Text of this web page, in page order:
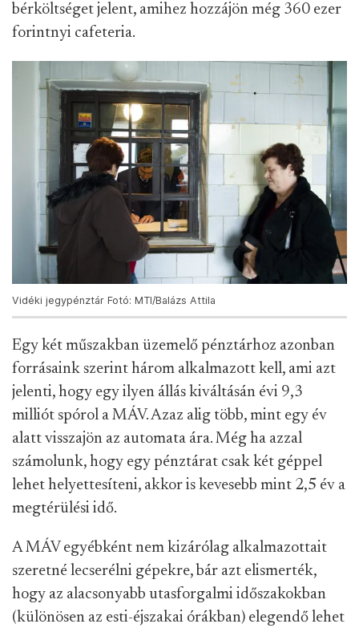
bérköltséget jelent, amihez hozzájön még 360 ezer
forintnyi cafeteria.
Vidéki jegypénztár Fotó: MTI/Balázs Attila
Egy két műszakban üzemelő pénztárhoz azonban
forrásaink szerint három alkalmazott kell, ami azt
jelenti, hogy egy ilyen állás kiváltásán évi 9,3
milliót spórol a MÁV. Azaz alig több, mint egy év
alatt visszajön az automata ára. Még ha azzal
számolunk, hogy egy pénztárat csak két géppel
lehet helyettesíteni, akkor is kevesebb mint 2,5 év a
megtérülési idő.
A MÁV egyébként nem kizárólag alkalmazottait
szeretné lecserélni gépekre, bár azt elismerték,
hogy az alacsonyabb utasforgalmi időszakokban
(különösen az esti-éjszakai órákban) elegendő lehet